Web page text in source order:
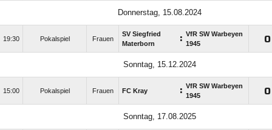
Donnerstag, 15.08.2024
19:30 Pokalspiel Frauen
SV Siegfried
Materborn
: VfR SW Warbeyen
1945

Sonntag, 15.12.2024
15:00 Pokalspiel Frauen FC Kray : VfR SW Warbeyen
1945

Sonntag, 17.08.2025